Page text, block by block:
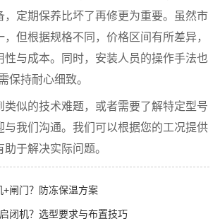
，定期保养比坏了再修更为重要。虽然市
但根据规格不同，价格区间有所差异，
性与成本。同时，安装人员的操作手法也
保持耐心细致。
类似的技术难题，或者需要了解特定型号
与我们沟通。我们可以根据您的工况提供
于解决实际问题。
+闸门？防冻保温方案
闭机？选型要求与布置技巧